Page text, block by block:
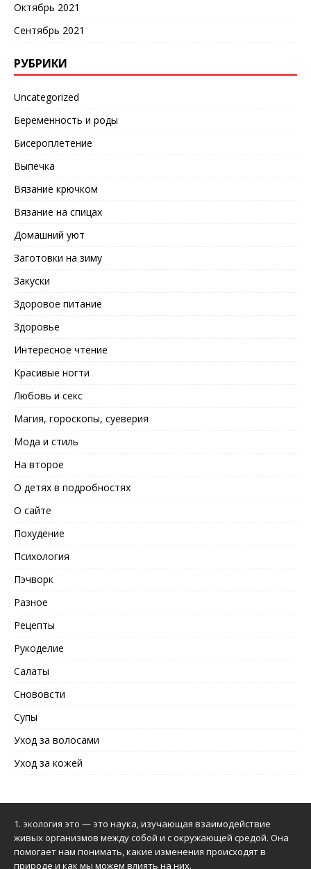
Октябрь 2021
Сентябрь 2021
РУБРИКИ
Uncategorized
Беременность и роды
Бисероплетение
Выпечка
Вязание крючком
Вязание на спицах
Домашний уют
Заготовки на зиму
Закуски
Здоровое питание
Здоровье
Интересное чтение
Красивые ногти
Любовь и секс
Магия, гороскопы, суеверия
Мода и стиль
На второе
О детях в подробностях
О сайте
Похудение
Психология
Пэчворк
Разное
Рецепты
Рукоделие
Салаты
Снововсти
Супы
Уход за волосами
Уход за кожей
1. экология это — это наука, изучающая взаимодействие
живых организмов между собой и с окружающей средой. Она
помогает нам понимать, какие изменения происходят в
природе и как мы можем влиять на них.